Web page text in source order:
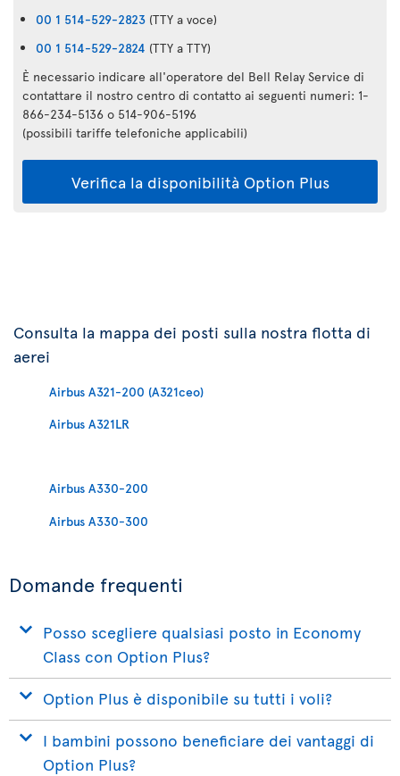
00 1 514-529-2823 (TTY a voce)
00 1 514-529-2824 (TTY a TTY)
È necessario indicare all'operatore del Bell Relay Service di
contattare il nostro centro di contatto ai seguenti numeri: 1-
866-234-5136 o 514-906-5196
(possibili tariffe telefoniche applicabili)
Verifica la disponibilità Option Plus
Consulta la mappa dei posti sulla nostra flotta di
aerei
Airbus A321-200 (A321ceo)
Airbus A321LR
Airbus A330-200
Airbus A330-300
Domande frequenti
Posso scegliere qualsiasi posto in Economy
Class con Option Plus?
Option Plus è disponibile su tutti i voli?
I bambini possono beneficiare dei vantaggi di
Option Plus?